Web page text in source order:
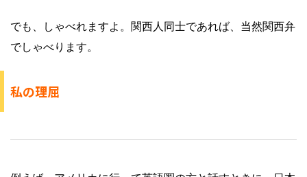
でも、しゃべれますよ。関西人同士であれば、当然関西弁
でしゃべります。
私の理屈